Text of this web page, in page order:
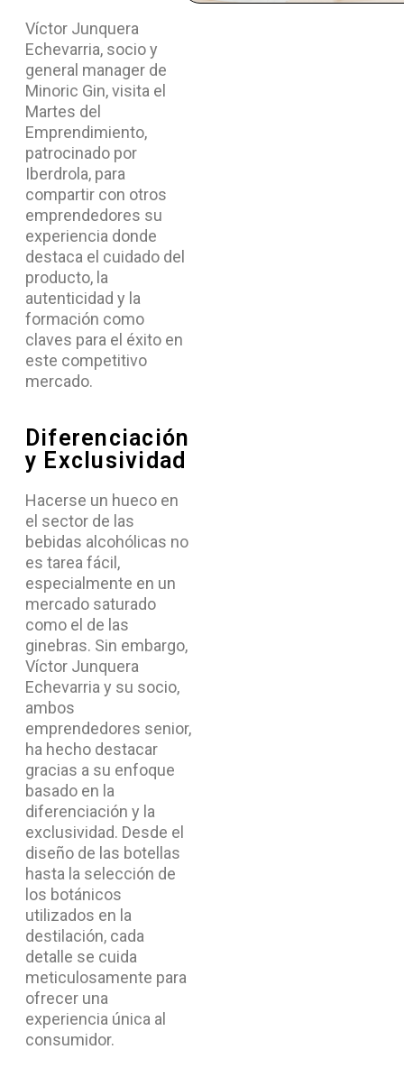
Víctor Junquera
Echevarria, socio y
general manager de
Minoric Gin, visita el
Martes del
Emprendimiento,
patrocinado por
Iberdrola, para
compartir con otros
emprendedores su
experiencia donde
destaca el cuidado del
producto, la
autenticidad y la
formación como
claves para el éxito en
este competitivo
mercado.
Diferenciación
y Exclusividad
Hacerse un hueco en
el sector de las
bebidas alcohólicas no
es tarea fácil,
especialmente en un
mercado saturado
como el de las
ginebras. Sin embargo,
Víctor Junquera
Echevarria y su socio,
ambos
emprendedores senior,
ha hecho destacar
gracias a su enfoque
basado en la
diferenciación y la
exclusividad. Desde el
diseño de las botellas
hasta la selección de
los botánicos
utilizados en la
destilación, cada
detalle se cuida
meticulosamente para
ofrecer una
experiencia única al
consumidor.